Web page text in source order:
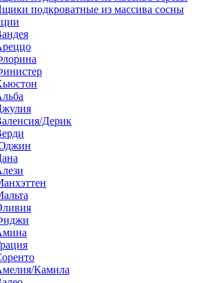
подкроватные из массива сосны
Дерик
Камила